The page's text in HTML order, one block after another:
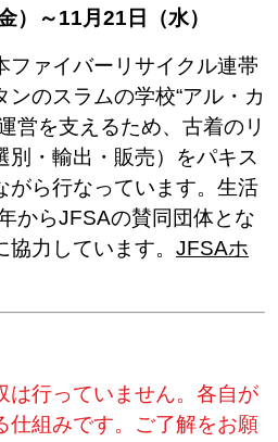
）～11月21日（水）
ファイバーリサイクル連帯
のスラムの学校“アル・カ
営を支えるため、古着のリ
別・輸出・販売）をパキス
がら行なっています。生活
からJFSAの賛同団体とな
力しています。 JFSAホ
行っていません。各自が
仕組みです。ご了解をお願